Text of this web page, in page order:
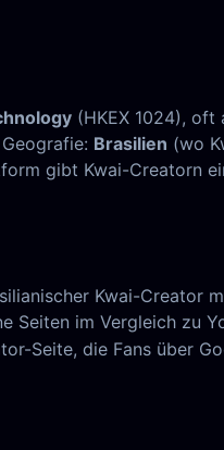
(HKEX 1024),
Brasilien (wo
gibt Kwai-Creatorn
Kwai-Creator
Seiten im Vergleich zu
Seite, die Fans über